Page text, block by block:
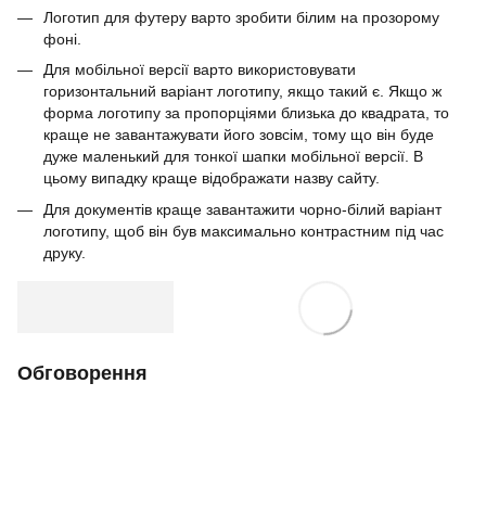
Логотип для футеру варто зробити білим на прозорому
фоні.
Для мобільної версії варто використовувати
горизонтальний варіант логотипу, якщо такий є. Якщо ж
форма логотипу за пропорціями близька до квадрата, то
краще не завантажувати його зовсім, тому що він буде
дуже маленький для тонкої шапки мобільної версії. В
цьому випадку краще відображати назву сайту.
Для документів краще завантажити чорно-білий варіант
логотипу, щоб він був максимально контрастним під час
друку.
Обговорення